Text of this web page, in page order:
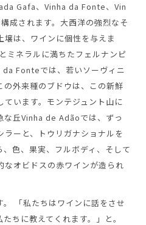
Gafa、Vinha da Fonte、Vin
成されます。大西洋の強烈なそ
壌は、ワインに個性を与えま
ミネラルに満ちたフェルナンピ
da Fonteでは、若いソーヴィニ
外来種のブドウは、この新鮮
います。モンテジュント山に
な丘Vinha de Adãoでは、ずっ
ラーと、トウリガナショナルを
色、果実、フルボディ、そして
なオビドスの赤ワインが造られ
。 「私たちはワインに話をさせ
ちに教えてくれます。」と。